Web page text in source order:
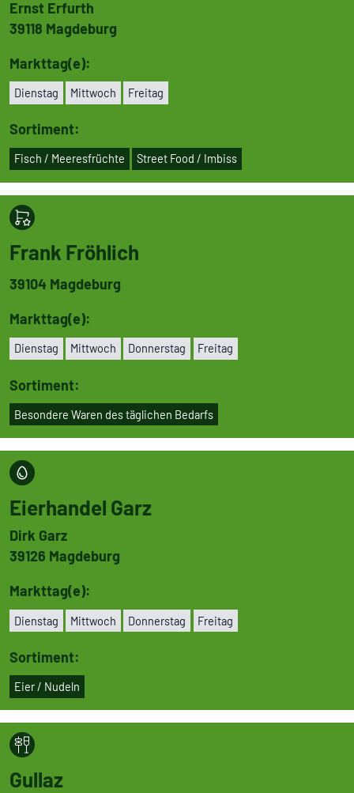
Ernst Erfurth
39118 Magdeburg
Markttag(e):
Dienstag Mittwoch Freitag
Sortiment:
Fisch / Mee­res­früchte Street Food / Imbiss
Frank Fröhlich
39104 Magdeburg
Markttag(e):
Dienstag Mittwoch Don­ners­tag Freitag
Sortiment:
Besondere Waren des täglichen Bedarfs
Eier­handel Garz
Dirk Garz
39126 Magdeburg
Markttag(e):
Dienstag Mittwoch Don­ners­tag Freitag
Sortiment:
Eier / Nudeln
Gullaz